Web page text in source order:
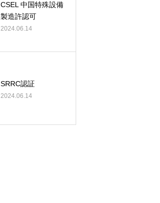
CSEL 中国特殊設備
製造許認可
2024.06.14
SRRC認証
2024.06.14